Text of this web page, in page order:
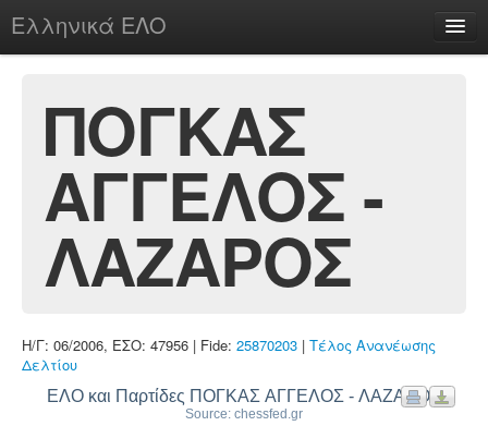
Ελληνικά ΕΛΟ
chesstu.be @ discord
Login
ΠΟΓΚΑΣ
ΑΓΓΕΛΟΣ -
ΛΑΖΑΡΟΣ
Η/Γ: 06/2006, ΕΣΟ: 47956 | Fide: 25870203 | Τέλος Ανανέωσης
Δελτίου
ΕΛΟ και Παρτίδες ΠΟΓΚΑΣ ΑΓΓΕΛΟΣ - ΛΑΖΑΡΟΣ
Source: chessfed.gr